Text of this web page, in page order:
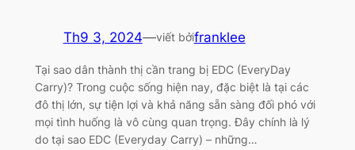
Th9 3, 2024—viết bởifranklee
Tại sao dân thành thị cần trang bị EDC (EveryDay
Carry)? Trong cuộc sống hiện nay, đặc biệt là tại các
đô thị lớn, sự tiện lợi và khả năng sẵn sàng đối phó với
mọi tình huống là vô cùng quan trọng. Đây chính là lý
do tại sao EDC (Everyday Carry) – những…